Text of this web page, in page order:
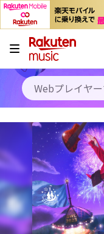
キャンペーン
料金プラン
使い方
初回30日間無料お